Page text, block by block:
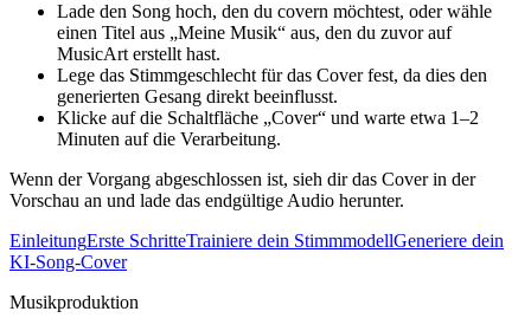
Lade den Song hoch, den du covern möchtest, oder wähle
einen Titel aus „Meine Musik“ aus, den du zuvor auf
MusicArt erstellt hast.
Lege das Stimmgeschlecht für das Cover fest, da dies den
generierten Gesang direkt beeinflusst.
Klicke auf die Schaltfläche „Cover“ und warte etwa 1–2
Minuten auf die Verarbeitung.
Wenn der Vorgang abgeschlossen ist, sieh dir das Cover in der
Vorschau an und lade das endgültige Audio herunter.
EinleitungErste SchritteTrainiere dein StimmmodellGeneriere dein
KI-Song-Cover
Musikproduktion